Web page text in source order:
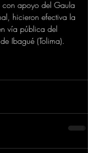
con apoyo del Gaula
hicieron efectiva la
vía pública del
Ibagué (Tolima).